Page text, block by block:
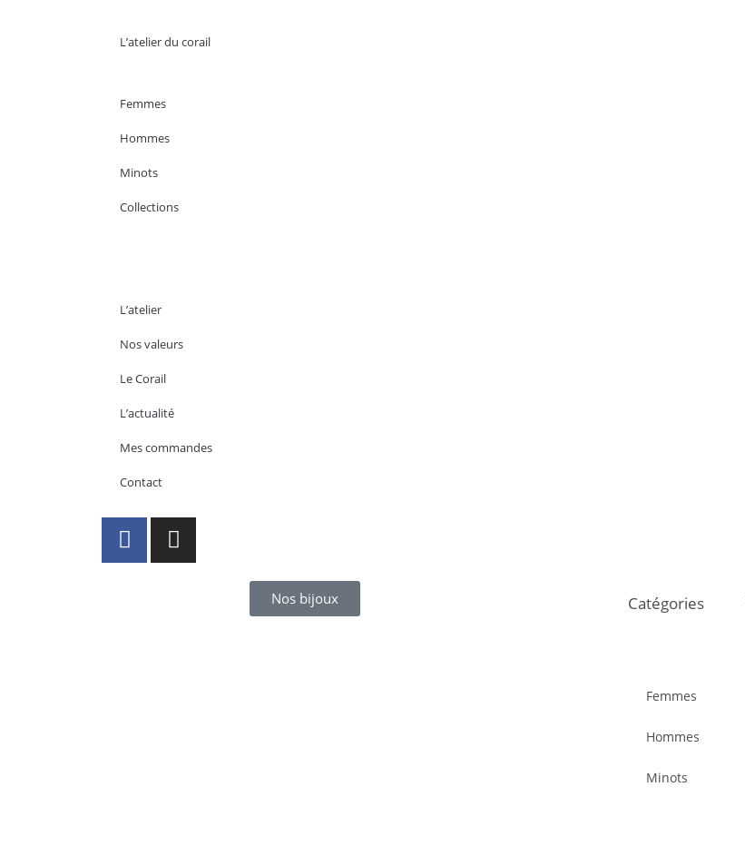
L’atelier du corail
Femmes
Hommes
Minots
Collections
L’atelier
Nos valeurs
Le Corail
L’actualité
Mes commandes
Contact
Nos bijoux Catégories
Femmes
Hommes
Minots